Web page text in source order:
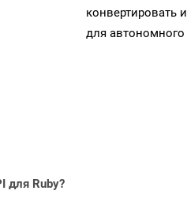
конвертировать
для
для Ruby?